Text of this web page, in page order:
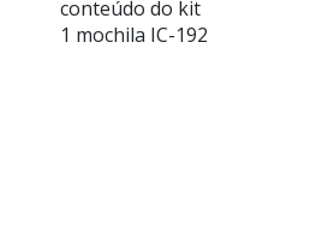
conteúdo do kit
1 mochila IC-192